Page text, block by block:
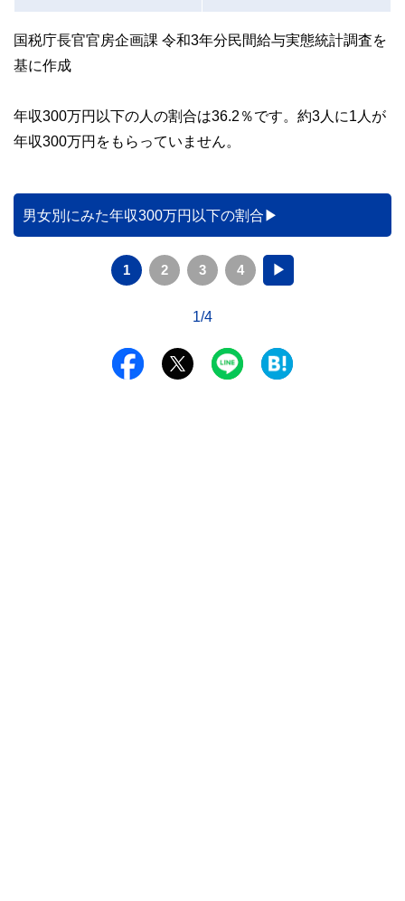
国税庁長官官房企画課 令和3年分民間給与実態統計調査を
基に作成
年収300万円以下の人の割合は36.2％です。約3人に1人が
年収300万円をもらっていません。
男女別にみた年収300万円以下の割合
1 2 3 4 ▶
1/4